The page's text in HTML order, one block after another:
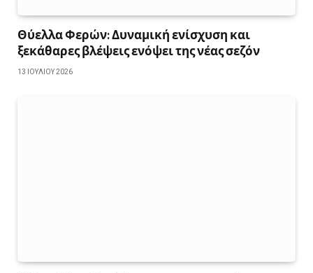
Θύελλα Φερών: Δυναμική ενίσχυση και
ξεκάθαρες βλέψεις ενόψει της νέας σεζόν
13 ΙΟΥΛΊΟΥ 2026